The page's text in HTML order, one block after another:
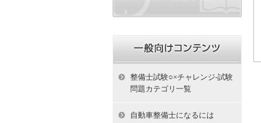
整備士試験○×チャレンジ-試験
問題カテゴリ一覧
自動車整備士になるには